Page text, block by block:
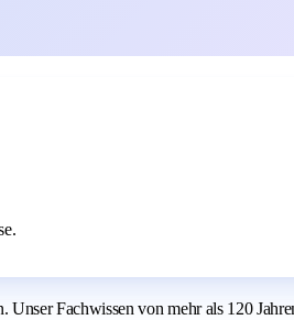
Fachwissen von mehr als 120